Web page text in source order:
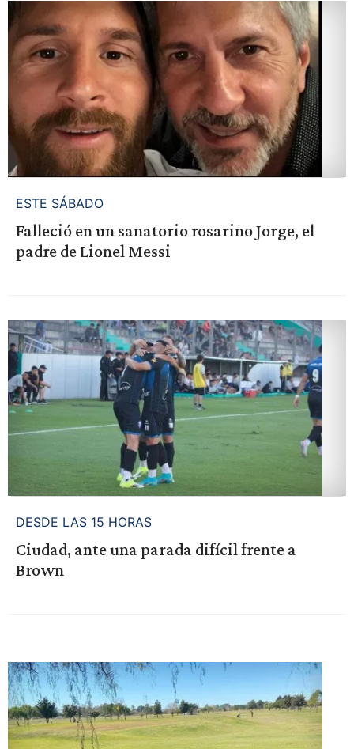
ESTE SÁBADO
Falleció en un sanatorio rosarino Jorge, el
padre de Lionel Messi
DESDE LAS 15 HORAS
Ciudad, ante una parada difícil frente a
Brown